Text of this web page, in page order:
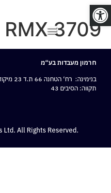
פתח סרגל נגישות
RMX 3709
חרמון מעבדות בע“מ
בנימינה: רח‘ הטחנה 66 ת.ד 23 מיקוד 3055001,
תקווה: הסיבים 43
All Rights Reserved.